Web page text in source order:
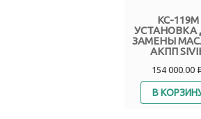
КС-119М
УСТАНОВКА
ЗАМЕНЫ
АКПП
154 000.00
В